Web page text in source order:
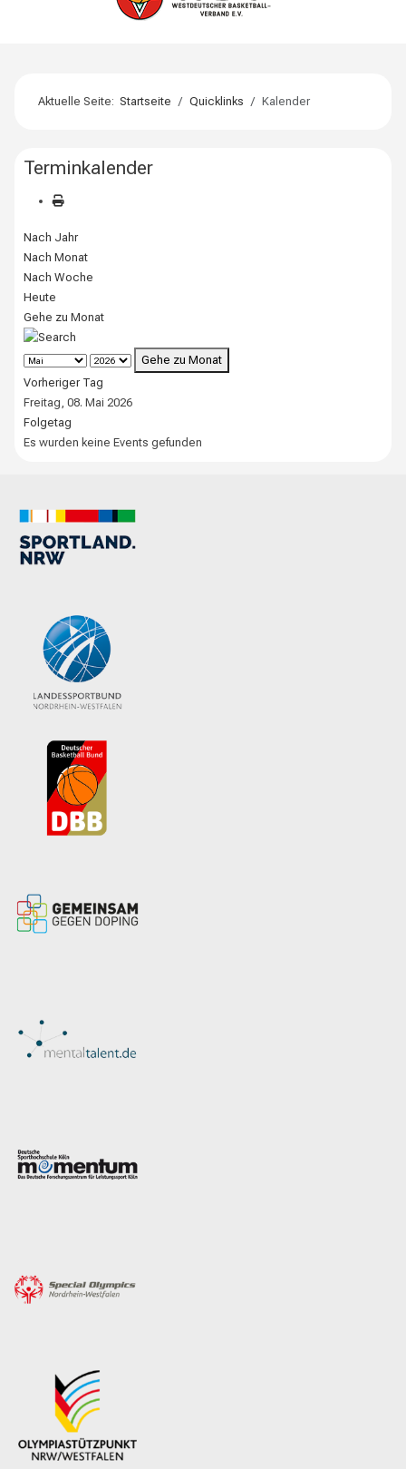
Aktuelle Seite:Startseite Quicklinks Kalender
Terminkalender
Nach Jahr
Nach Monat
Nach Woche
Heute
Gehe zu Monat
Gehe zu Monat
Vorheriger Tag
Freitag, 08. Mai 2026
Folgetag
Es wurden keine Events gefunden